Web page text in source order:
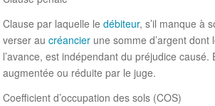
Clause par laquelle le débiteur, s’il manque à
verser au créancier une somme d’argent dont
l’avance, est indépendant du préjudice causé.
augmentée ou réduite par le juge.
Coefficient d’occupation des sols (COS)